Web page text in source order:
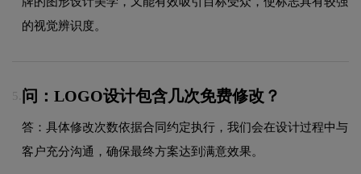
的视觉辨识度。
5. 问：LOGO设计包含几次免费修改？
答：具体修改次数依据合同约定执行，我们会在设计过程中与
客户充分沟通，确保最终方案达到满意效果。